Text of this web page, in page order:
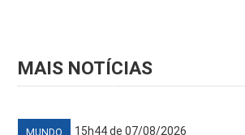
MAIS NOTÍCIAS
MUNDO 15h44 de 07/08/2026